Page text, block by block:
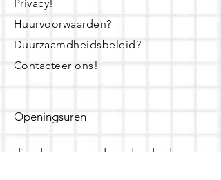
Privacy!
Huurvoorwaarden?
Duurzaamdheidsbeleid?
Contacteer ons!
Openingsuren
dinsdag - woensdag- donderdag: